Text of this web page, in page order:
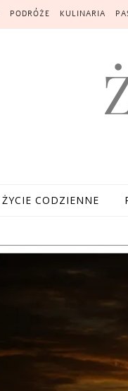
PODRÓŻE KULINARIA
ŻYCIE CODZIENNE